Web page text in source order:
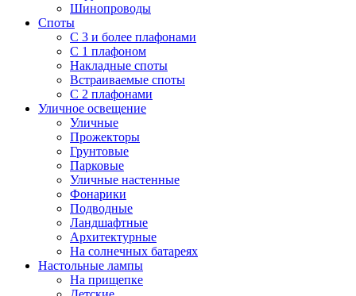
Шинопроводы
Споты
С 3 и более плафонами
С 1 плафоном
Накладные споты
Встраиваемые споты
С 2 плафонами
Уличное освещение
Уличные
Прожекторы
Грунтовые
Парковые
Уличные настенные
Фонарики
Подводные
Ландшафтные
Архитектурные
На солнечных батареях
Настольные лампы
На прищепке